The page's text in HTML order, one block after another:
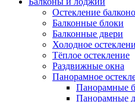
Остекление
Балконные блоки
Балконные двери
Холодное
Тёплое остекление
Раздвижные окна
Панорамное
Панорамные
Панорамные